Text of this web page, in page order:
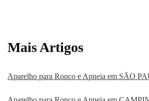
Mais Artigos
Aparelho para Ronco e Apneia em SÃO